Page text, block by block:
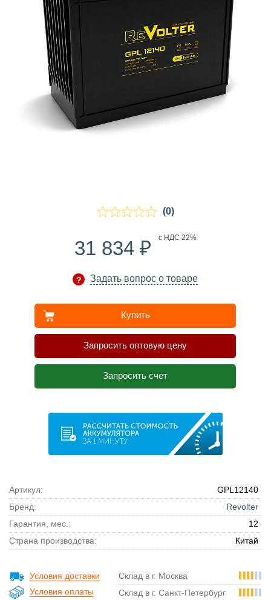
(0)
31 834 ₽ с НДС 22%
Задать вопрос о товаре
Купить
Запросить оптовую цену
Запросить счет
Артикул:
GPL12140
Бренд:
Revolter
Гарантия, мес.:
12
Страна производства:
Китай
Условия доставки
Условия оплаты
Склад в г. Москва
Склад в г. Санкт-Петербург